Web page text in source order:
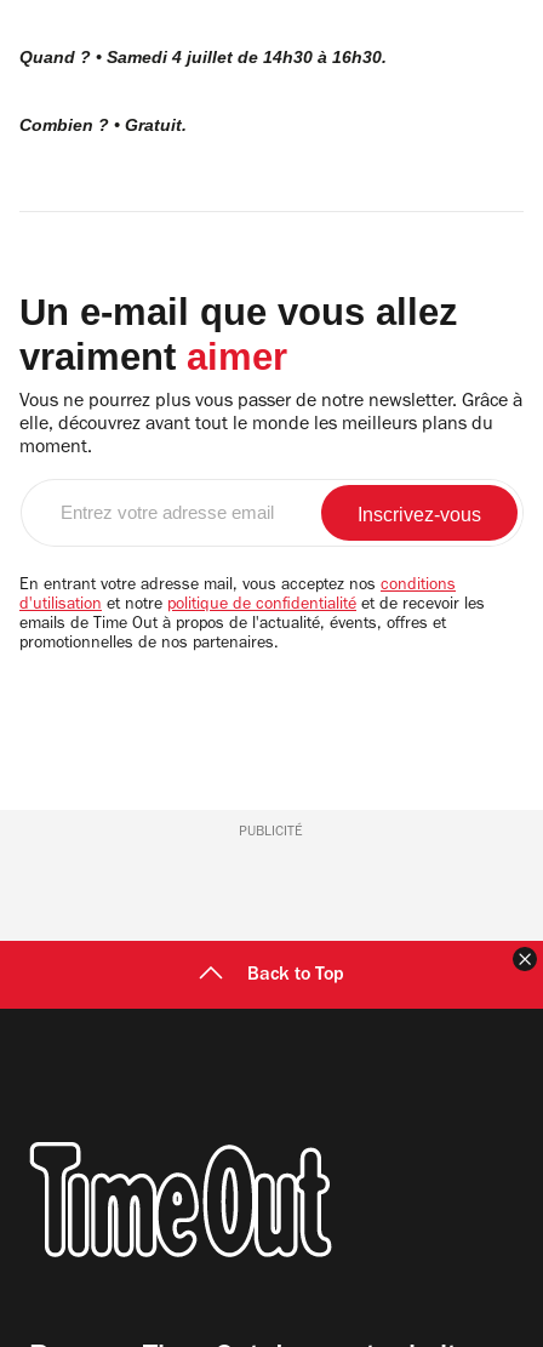
Quand ? • Samedi 4 juillet de 14h30 à 16h30.
Combien ? • Gratuit.
Un e-mail que vous allez
vraiment aimer
Vous ne pourrez plus vous passer de notre newsletter. Grâce à
elle, découvrez avant tout le monde les meilleurs plans du
moment.
email
En entrant votre adresse mail, vous acceptez nos conditions
d'utilisation et notre politique de confidentialité et de recevoir les
emails de Time Out à propos de l'actualité, évents, offres et
promotionnelles de nos partenaires.
PUBLICITÉ
Back to Top